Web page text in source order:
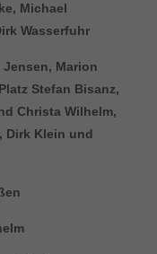
Michael
Wasserfuhr
Jensen, Marion
Stefan Bisanz,
Christa Wilhelm,
Dirk Klein und